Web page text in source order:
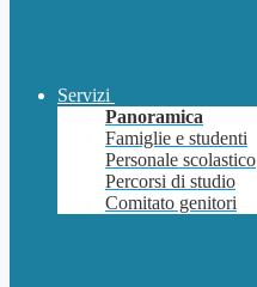
Servizi
Panoramica
Famiglie e studenti
Personale scolastico
Percorsi di studio
Comitato genitori